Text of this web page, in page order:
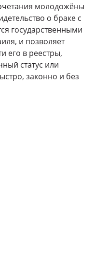
молодожёны
о браке с
государственными
и позволяет
его в реестры,
статус или
законно и без